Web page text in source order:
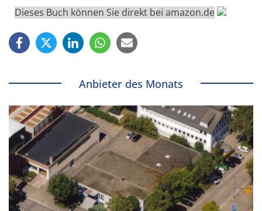
Dieses Buch können Sie direkt bei amazon.de
Anbieter des Monats